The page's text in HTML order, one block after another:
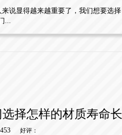
说显得越来越重要了，我们想要选择
...
择怎样的材质寿命长
好评：